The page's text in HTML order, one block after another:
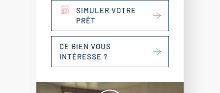
SIMULER VOTRE
PRÊT
CE BIEN VOUS
INTÉRESSE ?